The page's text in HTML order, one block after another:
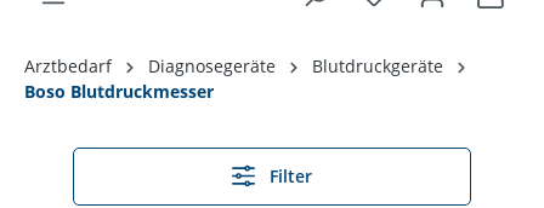
Arztbedarf Diagnosegeräte
Blutdruckgeräte
Boso Blutdruckmesser
Filter